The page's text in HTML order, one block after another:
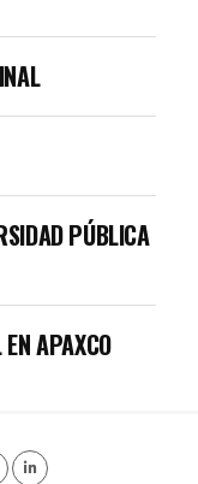
PÚBLICA
APAXCO